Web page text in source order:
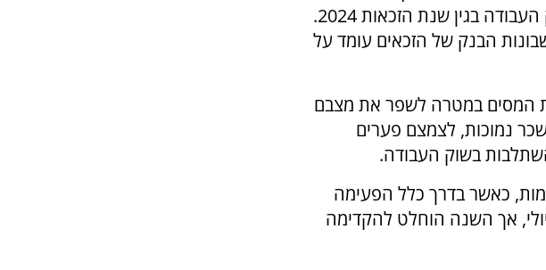
התשלום הראשון של מענק העבודה בגין שנת הזכאות 2024.
הבנק של הזכאים עומד על
המסים במטרה לשפר את מצבם
נמוכות, לצמצם פערים
בשוק העבודה.
כאשר בדרך כלל הפעימה
משולמת ב-15 ביולי, אך השנה הוחלט להקדימה